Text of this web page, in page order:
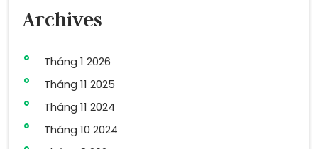
Archives
Tháng 1 2026
Tháng 11 2025
Tháng 11 2024
Tháng 10 2024